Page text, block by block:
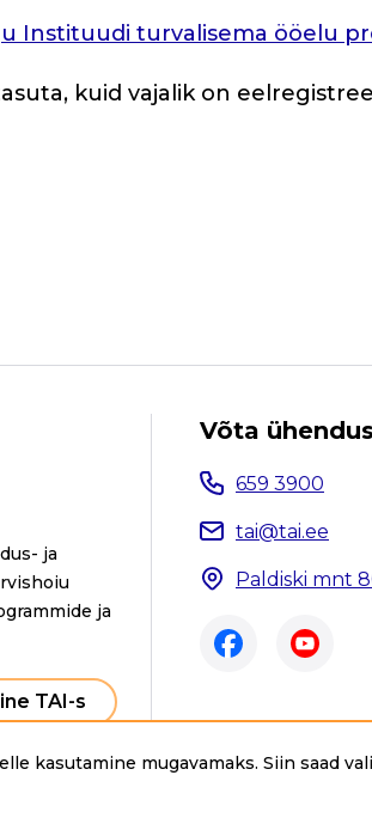
Instituudi turvalisema ööelu
kuid vajalik on
ja
ja
TAI-s
Võta
659 3900
tai@tai.ee
Paldiski mnt
www.tai.ee. Kõik õigused kaitstud.
kasutamine mugavamaks. Siin saad